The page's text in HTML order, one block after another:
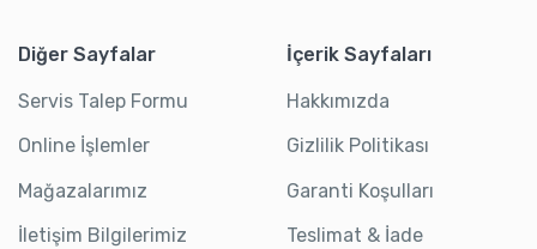
Diğer Sayfalar
Servis Talep Formu
Online İşlemler
Mağazalarımız
İletişim Bilgilerimiz
İçerik Sayfaları
Hakkımızda
Gizlilik Politikası
Garanti Koşulları
Teslimat & İade